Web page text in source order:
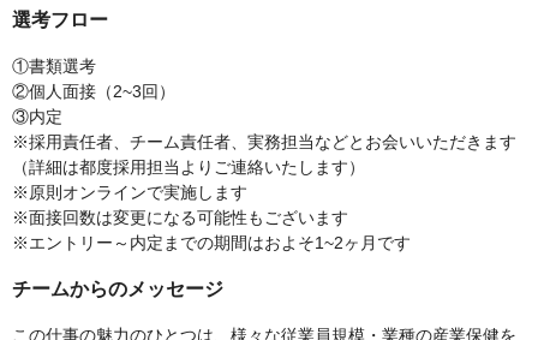
選考フロー
①書類選考
②個人面接（2~3回）
③内定
※採用責任者、チーム責任者、実務担当などとお会いいただきます
（詳細は都度採用担当よりご連絡いたします）
※原則オンラインで実施します
※面接回数は変更になる可能性もございます
※エントリー～内定までの期間はおよそ1~2ヶ月です
チームからのメッセージ
この仕事の魅力のひとつは、様々な従業員規模・業種の産業保健を